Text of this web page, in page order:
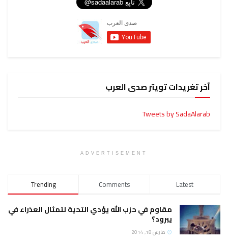
آخر تغريدات تويتر صدى العرب
Tweets by SadaAlarab
ADVERTISEMENT
Trending Comments Latest
مقاوم في حزب الله يؤدي التحية لتمثال العذراء في
يبرود؟
مارس 18, 2014